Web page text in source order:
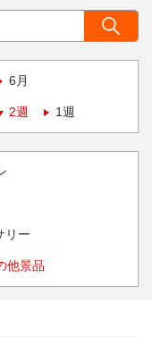
6月
2週 1週
リー
他景品